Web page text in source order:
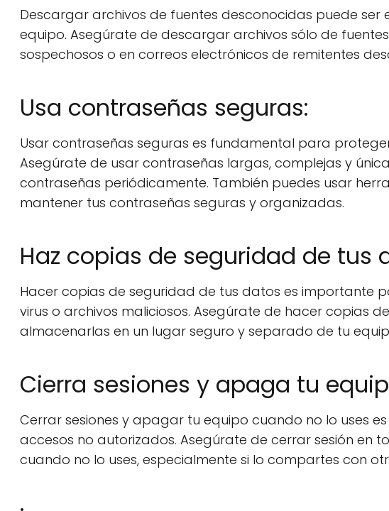
Descargar archivos de fuentes desconocidas puede ser
equipo. Asegúrate de descargar archivos sólo de
sospechosos o en correos electrónicos de remitentes
Usa contraseñas seguras:
Usar contraseñas seguras es fundamental para
Asegúrate de usar contraseñas largas, complejas y
contraseñas periódicamente. También puedes usar
mantener tus contraseñas seguras y organizadas.
Haz copias de seguridad de tus
Hacer copias de seguridad de tus datos es importante
virus o archivos maliciosos. Asegúrate de hacer copias
almacenarlas en un lugar seguro y separado de tu
Cierra sesiones y apaga tu
Cerrar sesiones y apagar tu equipo cuando no lo uses
accesos no autorizados. Asegúrate de cerrar sesión en
cuando no lo uses, especialmente si lo compartes con